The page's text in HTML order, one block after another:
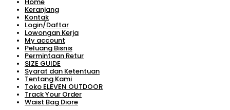
Keranjang
Kontak
Login/Daftar
Lowongan Kerja
My account
Peluang Bisnis
Permintaan Retur
SIZE GUIDE
Syarat dan Ketentuan
Tentang Kami
Toko ELEVEN OUTDOOR
Track Your Order
Waist Bag Diore